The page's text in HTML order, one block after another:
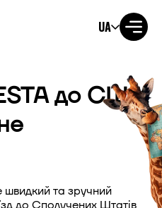
UA
до США
швидкий та зручний
до Сполучених Штатів